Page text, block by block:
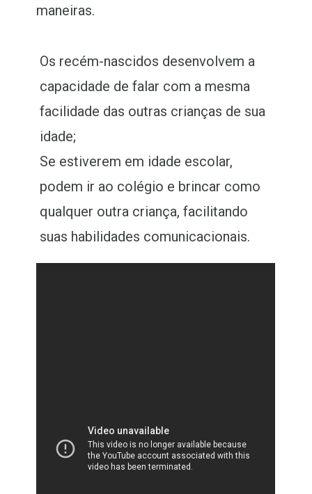
maneiras.
Os recém-nascidos desenvolvem a
capacidade de falar com a mesma
facilidade das outras crianças de sua
idade;
Se estiverem em idade escolar,
podem ir ao colégio e brincar como
qualquer outra criança, facilitando
suas habilidades comunicacionais.